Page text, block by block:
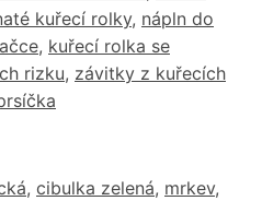
kuřecí rolky, nápln do
, kuřecí rolka se
rizku, závitky z kuřecích
, cibulka zelená, mrkev,